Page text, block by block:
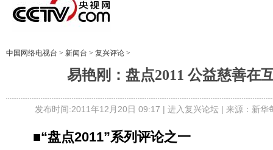
中国网络电视台 > 新闻台 > 复兴评论 >
易艳刚：盘点2011 公益慈善在
发布时间:2011年12月20日 09:17 | 进入复兴论坛| 来源：新华
■“盘点2011”系列评论之一